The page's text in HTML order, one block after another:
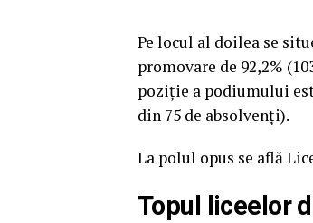
Pe locul al doilea se
promovare de 92,2%
poziție a podiumului
din 75 de absolvenți).
La polul opus se află
Topul liceelor